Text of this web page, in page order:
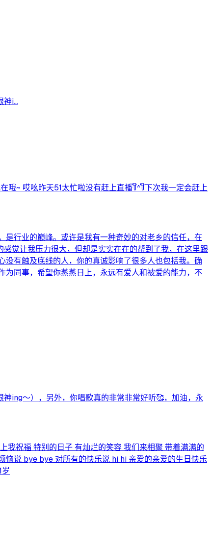
神i...
~ 哎吆昨天51太忙啦没有赶上直播꒦ິ^꒦ິ下次我一定会赶上
行业的巅峰。或许是我有一种奇妙的对老乡的信任，在
觉让我压力很大，但却是实实在在的帮到了我，在这里跟
有触及底线的人，你的真诚影响了很多人也包括我。确
同事，希望你蒸蒸日上，永远有爱人和被爱的能力，不
ing～），另外，你唱歌真的非常非常好听🥰，加油，永
我祝福 特别的日子 有灿烂的笑容 我们来相聚 带着满满的
恼说 bye bye 对所有的快乐说 hi hi 亲爱的亲爱的生日快乐